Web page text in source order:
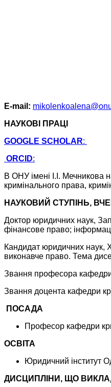
E-mail:
НАУКОВІ ПРАЦІ
GOOGLE SCHOLAR:
ORCID:
В ОНУ імені І.І. Мечникова
кримінального права,
НАУКОВИЙ СТУПІНЬ,
Доктор юридичних наук,
фінансове право;
Кандидат юридичних наук,
виконавче право. Тема
Звання професора кафедри
Звання доцента кафедри
ПОСАДА
Професор кафедри
ОСВІТА
Юридичний інститут
ДИСЦИПЛІНИ, ЩО